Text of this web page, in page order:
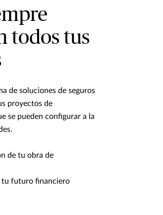
todos tus
de soluciones de seguros
proyectos de
se pueden configurar a la
de tu obra de
tu futuro financiero